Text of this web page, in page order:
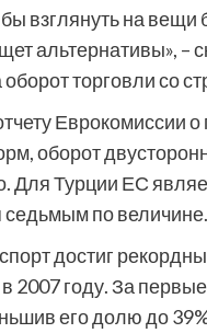
взглянуть на вещи
альтернативы», –
торговли со
Еврокомиссии
оборот
Для Турции ЕС
седьмым по величине.
достиг
в 2007 году. За
его долю до